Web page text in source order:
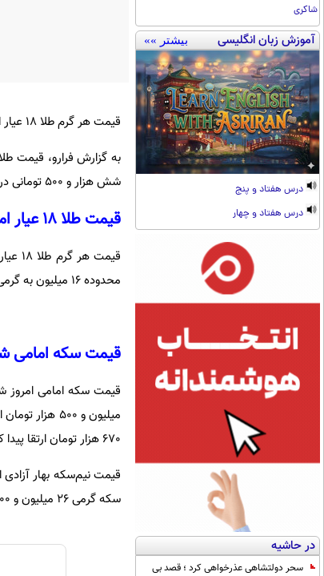
شاکری
آموزش زبان انگلیسی بیشتر »»
درس هفتاد و پنج
درس هفتاد و چهار
در حاشیه
سحر دولتشاهی عذرخواهی کرد ؛ قصد بی
قیمت هر گرم طلا 18 عیار از مرز 16 میلیون رد شد.
به گزارش فرارو، قیمت
شش هزار و 500 تومانی در محدوده 163 هزار تومان قرار گرفت.
قیمت طلا 18 عیار امروز شنبه 30 خرداد
محدوده 16 میلیون به گرمی 16 میلیون و 412 هزار تومان رسید.
قیمت سکه امامی شنبه 30
670 هزار تومان ارتقا پیدا کرد.
سکه گرمی 26 میلیون و 200 هزار تومان هزینه خواهد داشت.